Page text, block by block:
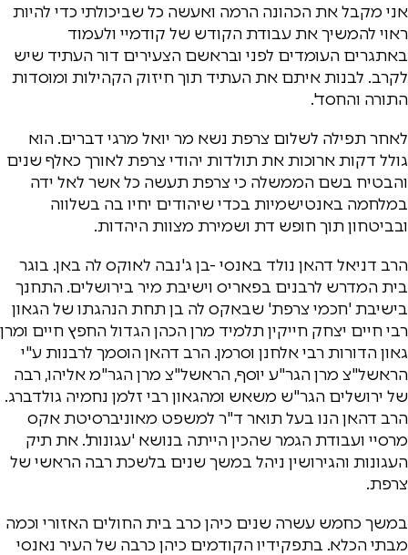
אני מקבל את הכהונה הרמה ואעשה כל שביכולתי כדי להיות
ראוי להמשיך את עבודת הקודש של קודמיי ולעמוד
באתגרים העומדים לפני ובראשם הצעירים דור העתיד שיש
לקרב. לבנות איתם את העתיד תוך חיזוק הקהילות ומוסדות
התורה והחסד'.
לאחר תפילה לשלום צרפת נשא מר יואל מרגי דברים. הוא
גולל דקות ארוכות את תולדות יהודי צרפת לאורך כאלף שנים
והבטיח בשם הממשלה כי צרפת תעשה כל אשר לאל ידה
במלחמה באנטישמיות בכדי שיהודים יחיו בה בשלווה
ובביטחון תוך חופש דת ושמירת מצוות היהדות.
הרב דניאל דהאן נולד באנסי -בן ג'נבה לאוקס לה באן. בוגר
בית המדרש לרבנים בפאריס וישיבת מיר בירושלים. התחנך
בישיבת 'חכמי צרפת' שבאקס לה בן תחת הנהגתו של הגאון
רבי חיים יצחק חייקין תלמיד מרן הכהן הגדול החפץ חיים ומרן
גאון הדורות רבי אלחנן וסרמן. הרב דהאן הוסמך לרבנות ע"י
הראשל"צ מרן הגר"ע יוסף, הראשל"צ מרן הגר"מ אליהו, רבה
של ירושלים הגר"ש משאש ומהגאון רבי זלמן נחמיה גולדברג.
הרב דהאן הנו בעל תואר ד"ר למשפט מאוניברסיטת אקס
מרסיי ועבודת הגמר שהכין הייתה בנושא 'עגונות'. את תיק
העגונות והגירושין ניהל במשך שנים בלשכת רבה הראשי של
צרפת.
במשך כחמש עשרה שנים כיהן כרב בית החולים האזורי וכמה
מבתי הכלא. בתפקידיו הקודמים כיהן כרבה של העיר נאנסי